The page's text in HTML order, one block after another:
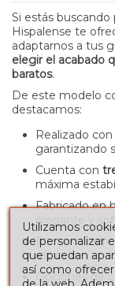
Si estás buscando
Hispalense te
adaptarnos a tus
elegir el acabado
baratos.
De este modelo
destacamos:
Realizado con
garantizando
Cuenta con
máxima
Fabricado en
elegante y
Forma
espacio.
Opciones de
Utilizamos
de personalizar
que puedan
así como